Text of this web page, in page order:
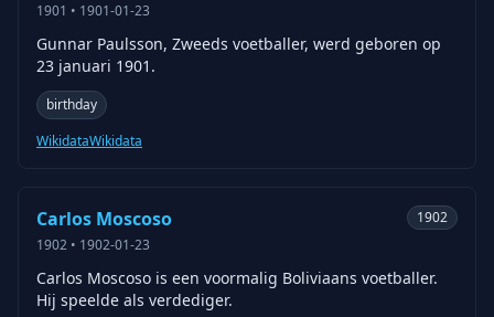
1901 • 1901-01-23
Gunnar Paulsson, Zweeds voetballer, werd geboren op
23 januari 1901.
birthday
WikidataWikidata
Carlos Moscoso
1902 • 1902-01-23
1902
Carlos Moscoso is een voormalig Boliviaans voetballer.
Hij speelde als verdediger.